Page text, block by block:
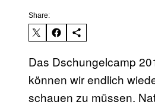
Share:
Das Dschungelcamp
können wir endlich
schauen zu müssen.